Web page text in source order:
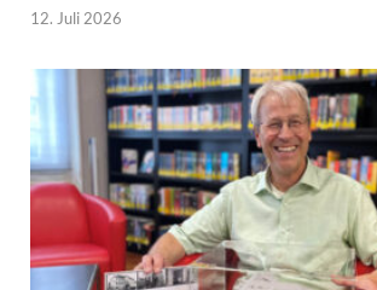
12. Juli 2026